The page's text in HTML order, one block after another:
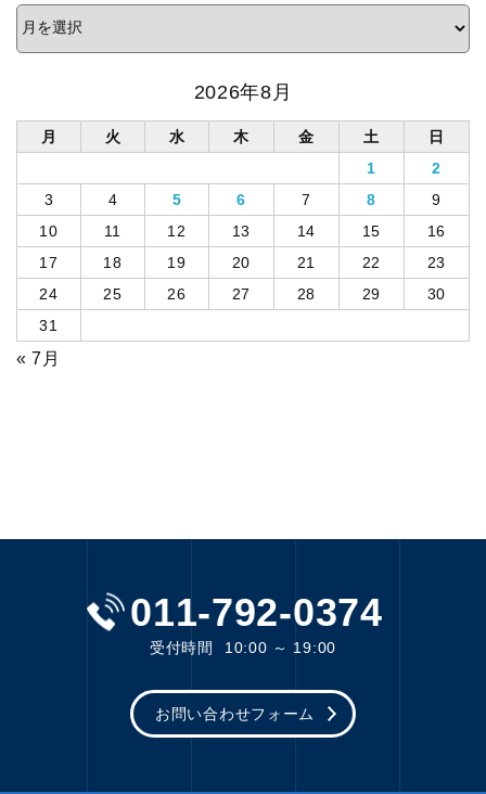
2026年8月
月 火 水 木 金 土
日
1
2
3
4 5 6 7 8
9
10
11 12 13 14 15
16
17
18 19 20 21 22
23
24
25 26 27 28 29
30
31
« 7月
011-792-0374
受付時間 10:00 ～ 19:00
お問い合わせフォーム